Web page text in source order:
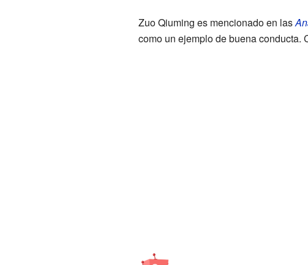
Zuo Qiuming es mencionado en las
como un ejemplo de buena conducta.